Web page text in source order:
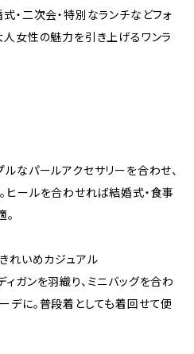
・二次会・特別なランチなどフォ
人女性の魅力を引き上げるワンラ
なパールアクセサリーを合わせ、
ヒールを合わせれば結婚式・食事
れいめカジュアル
ガンを羽織り、ミニバッグを合わ
デに。普段着としても着回せて便